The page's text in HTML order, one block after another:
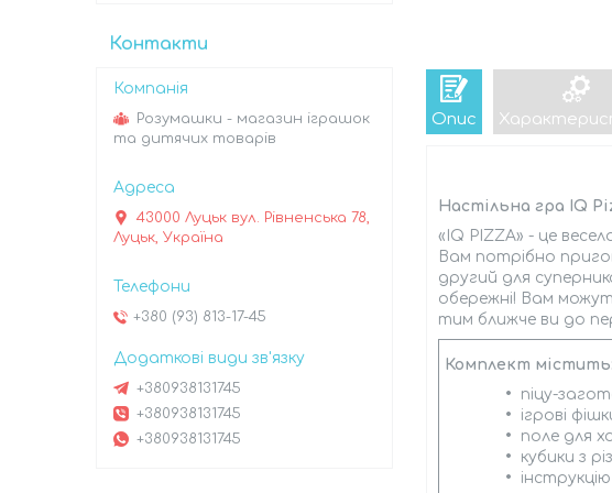
Опис
Настільна гра IQ
«IQ PIZZA» - це
Вам потрібно
другий для
обережні! Вам
тим ближче ви до
Комплект містить:
піцу-
ігрові
поле для
кубики з
Контакти
Розумашки - магазин іграшок
та дитячих товарів
43000 Луцьк вул. Рівненська 78,
Луцьк, Україна
+380 (93) 813-17-45
+380938131745
+380938131745
+380938131745